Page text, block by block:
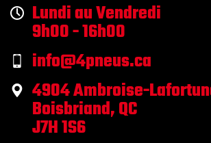
Lundi au Vendredi
9h00 - 16h00
info@4pneus.ca
4904 Ambroise-
Boisbriand, QC
J7H 1S6